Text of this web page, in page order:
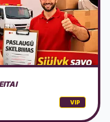
VIP